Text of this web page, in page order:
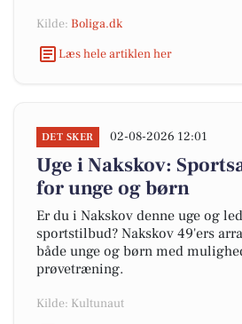
Kilde: Boliga.dk
Læs hele artiklen her
DET SKER 02-08-2026 12:01
Uge i Nakskov:
for unge og børn
Er du i Nakskov denne uge og
sportstilbud? Nakskov 49'ers
både unge og børn med
prøvetræning.
Kilde: Kultunaut